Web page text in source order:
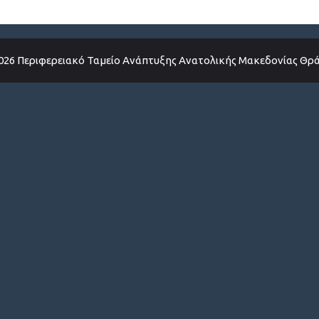
Περιφερειακό Ταμείο Ανάπτυξης Ανατολικής Μακεδονίας